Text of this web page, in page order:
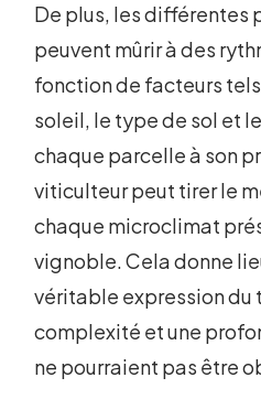
De plus, les différentes
peuvent mûrir à des
fonction de facteurs
soleil, le type de sol et
chaque parcelle à son
viticulteur peut tirer le
chaque microclimat
vignoble. Cela donne
véritable expression du
complexité et une
ne pourraient pas être